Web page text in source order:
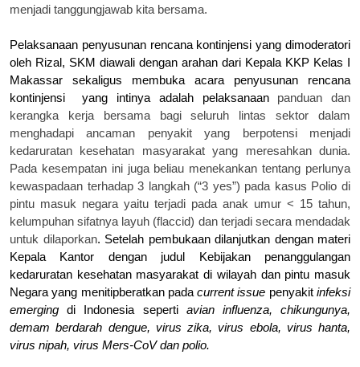
menjadi tanggungjawab kita bersama.
Pelaksanaan penyusunan rencana kontinjensi yang dimoderatori
oleh Rizal, SKM diawali dengan arahan dari Kepala KKP Kelas I
Makassar sekaligus membuka acara penyusunan rencana
kontinjensi
yang intinya adalah pelaksanaan panduan dan
kerangka kerja bersama bagi seluruh lintas sektor dalam
menghadapi ancaman penyakit yang berpotensi menjadi
kedaruratan kesehatan masyarakat yang meresahkan dunia.
Pada kesempatan ini juga beliau menekankan tentang perlunya
kewaspadaan terhadap 3 langkah (“3 yes”) pada kasus Polio di
pintu masuk negara yaitu terjadi pada anak umur < 15 tahun,
kelumpuhan sifatnya layuh (flaccid) dan terjadi secara mendadak
untuk dilaporkan. Setelah pembukaan dilanjutkan dengan materi
Kepala Kantor dengan judul
Kebijakan penanggulangan
kedaruratan kesehatan masyarakat di wilayah dan pintu masuk
Negara yang menitipberatkan padacurrent issue penyakitinfeksi
emerging di Indonesia seperti avian influenza, chikungunya,
demam berdarah dengue, virus zika, virus ebola, virus hanta,
virus nipah, virus Mers-CoV dan polio.